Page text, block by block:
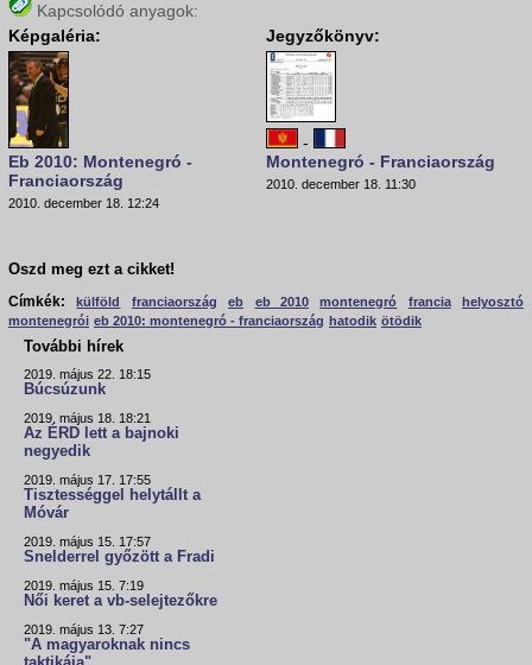
Kapcsolódó anyagok:
Képgaléria:
Eb 2010: Montenegró -
Franciaország
2010. december 18. 12:24
Jegyzőkönyv:
-
Montenegró - Franciaország
2010. december 18. 11:30
Oszd meg ezt a cikket!
Címkék:
külföld franciaország eb eb 2010 montenegró francia
helyosztó
montenegrói eb 2010: montenegró - franciaország hatodik ötödik
További hírek
2019. május 22. 18:15
Búcsúzunk
2019. május 18. 18:21
Az ÉRD lett a bajnoki
negyedik
2019. május 17. 17:55
Tisztességgel helytállt a
Móvár
2019. május 15. 17:57
Snelderrel győzött a Fradi
2019. május 15. 7:19
Női keret a vb-selejtezőkre
2019. május 13. 7:27
"A magyaroknak nincs